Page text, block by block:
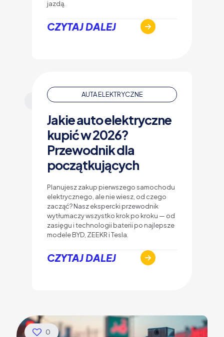
jazdą.
CZYTAJ DALEJ
0
AUTA ELEKTRYCZNE
Jakie auto elektryczne
kupić w 2026?
Przewodnik dla
początkujących
Planujesz zakup pierwszego samochodu
elektrycznego, ale nie wiesz, od czego
zacząć? Nasz ekspercki przewodnik
wytłumaczy wszystko krok po kroku — od
zasięgu i technologii baterii po najlepsze
modele BYD, ZEEKR i Tesla.
CZYTAJ DALEJ
0